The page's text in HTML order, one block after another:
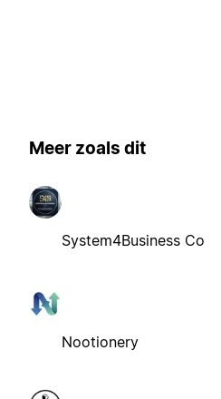
Meer zoals dit
System4Business Co
Nootionery